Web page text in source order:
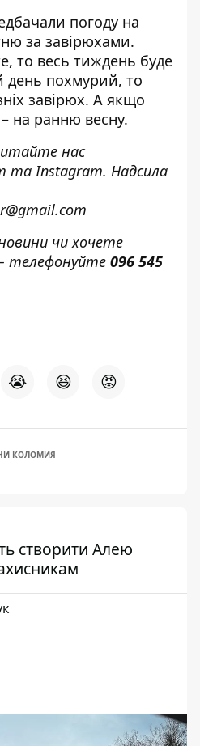
погоду на
за завірюхами.
то весь тиждень буде
день похмурий, то
завірюх. А якщо
на ранню весну.
нас
таInstagram. Надсила
чи хочете
телефонуйте 096 545
😭 😆 😡
КОЛОМИЯ
створити Алею